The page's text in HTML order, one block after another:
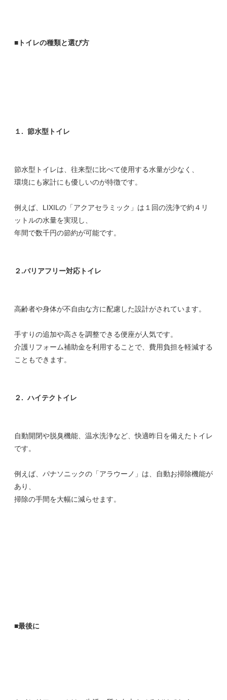
■トイレの種類と選び方
１. 節水型トイレ
節水型トイレは、往来型に比べて使用する水量が少なく、
環境にも家計にも優しいのが特徴です。
例えば、LIXILの「アクアセラミック」は１回の洗浄で約４リ
ットルの水量を実現し、
年間で数千円の節約が可能です。
２.バリアフリー対応トイレ
高齢者や身体が不自由な方に配慮した設計がされています。
手すりの追加や高さを調整できる便座が人気です。
介護リフォーム補助金を利用することで、費用負担を軽減する
こともできます。
２.ハイテクトイレ
自動開閉や脱臭機能、温水洗浄など、快適昨日を備えたトイレ
です。
例えば、パナソニックの「アラウーノ」は、自動お掃除機能が
あり、
掃除の手間を大幅に減らせます。
■最後に
無理な押し売りはいたしませんので、